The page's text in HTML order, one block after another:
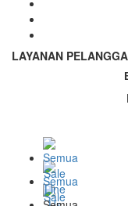
LAYANAN